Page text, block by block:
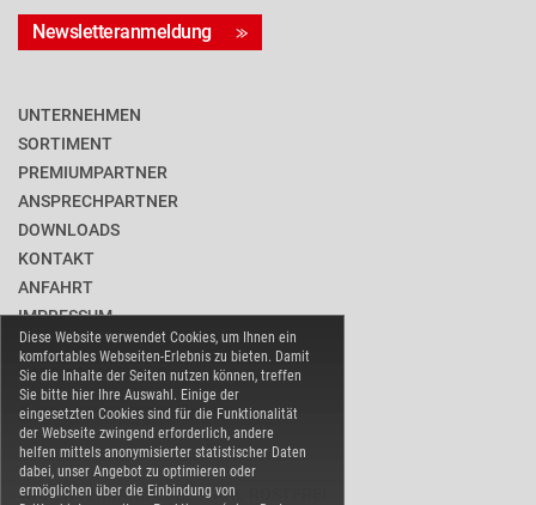
Diese Website verwendet Cookies, um Ihnen ein
komfortables Webseiten-Erlebnis zu bieten. Damit
Sie die Inhalte der Seiten nutzen können, treffen
Sie bitte hier Ihre Auswahl. Einige der
eingesetzten Cookies sind für die Funktionalität
der Webseite zwingend erforderlich, andere
helfen mittels anonymisierter statistischer Daten
dabei, unser Angebot zu optimieren oder
ermöglichen über die Einbindung von
Newsletteranmeldung
UNTERNEHMEN
SORTIMENT
PREMIUMPARTNER
ANSPRECHPARTNER
DOWNLOADS
KONTAKT
ANFAHRT
IMPRESSUM
DATENSCHUTZ
BARRIEREFREIHEIT
COOKIE-EINSTELLUNGEN
WARENVERBAND EDELSTAHL ROSTFREI